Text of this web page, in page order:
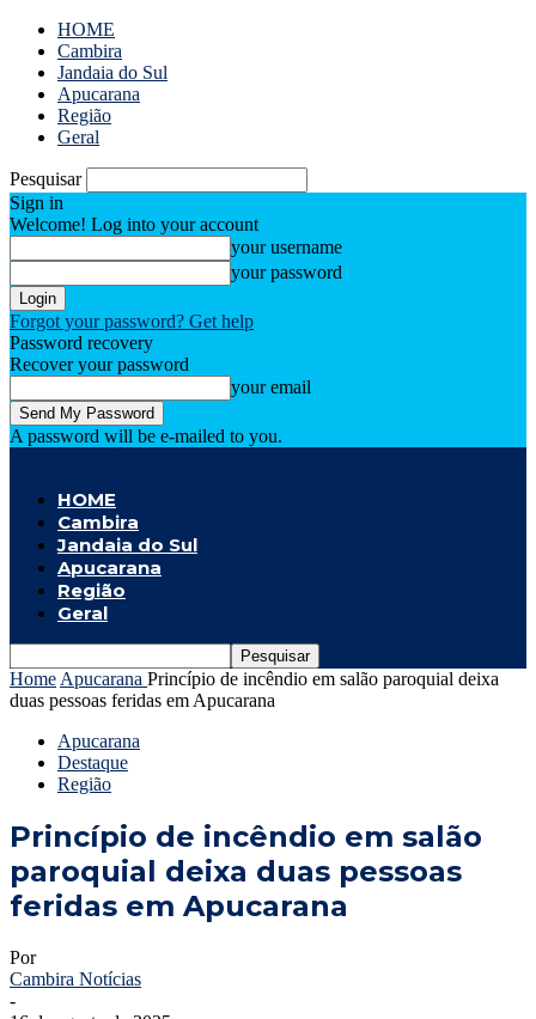
HOME
Cambira
Jandaia do Sul
Apucarana
Região
Geral
Pesquisar
Sign in
Welcome! Log into your account
your username
your password
Forgot your password? Get help
Password recovery
Recover your password
your email
A password will be e-mailed to you.
HOME
Cambira
Jandaia do Sul
Apucarana
Região
Geral
Home Apucarana Princípio de incêndio em salão paroquial deixa
duas pessoas feridas em Apucarana
Apucarana
Destaque
Região
Princípio de incêndio em salão
paroquial deixa duas pessoas
feridas em Apucarana
Por
Cambira Notícias
-